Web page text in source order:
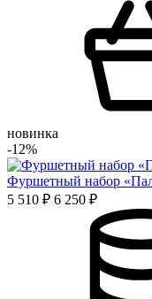
новинка
-12%
Фуршетный набор
5 510 ₽ 6 250 ₽